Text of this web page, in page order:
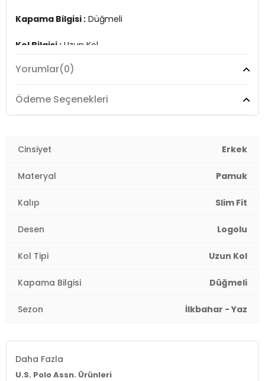
Kapama Bilgisi : Düğmeli
Kol Bilgisi : Uzun Kol
Kalıp Bilgisi :Slim Fit
Manken Ölçüsü :Boy: 1.87 cm / Göğüs: 90 cm / Bel:
3DY1G081SZ0042083079.VR003
Yorumlar(0)
Ödeme Seçenekleri
Cinsiyet Erkek
Materyal Pamuk
Kalıp Slim Fit
Desen Logolu
Kol Tipi Uzun Kol
Kapama Bilgisi Düğmeli
Sezon İlkbahar - Yaz
Daha Fazla
U.S. Polo Assn. Ürünleri